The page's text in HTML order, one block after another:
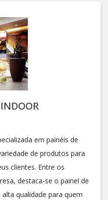
em painéis de
de produtos para
clientes. Entre os
destaca-se o painel de
qualidade para quem